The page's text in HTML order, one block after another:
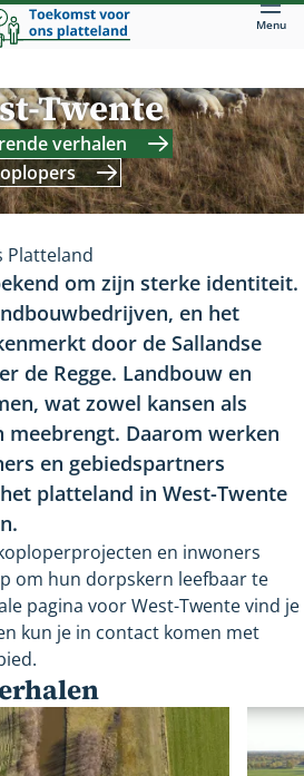
Menu
Twente
verhalen
Platteland
om zijn sterke identiteit.
en het
door de Sallandse
de Regge. Landbouw en
wat zowel kansen als
meebrengt. Daarom werken
en gebiedspartners
platteland in West-Twente
en inwoners
om hun dorpskern leefbaar te
pagina voor West-Twente vind je
kun je in contact komen met